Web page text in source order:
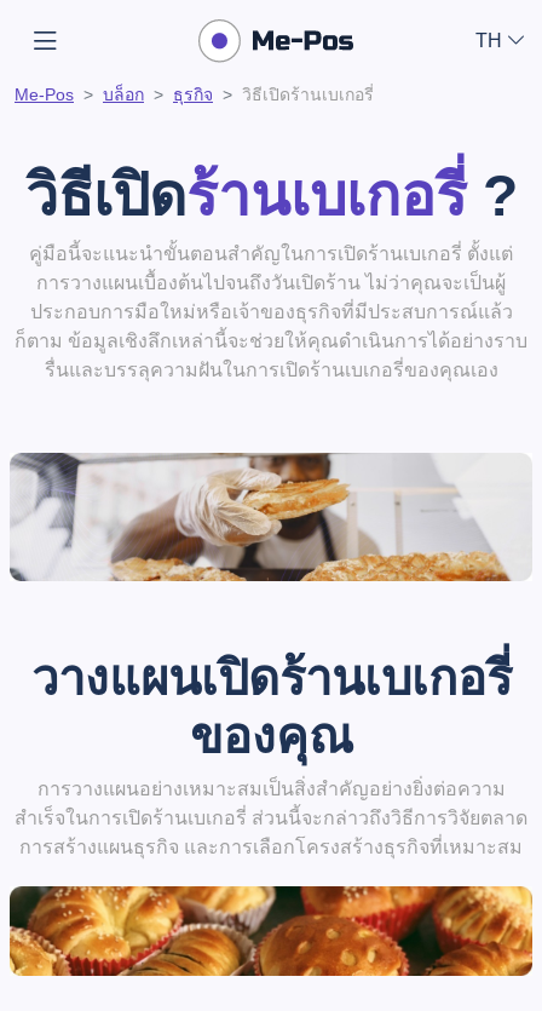
TH
Me-Pos บล็อก ธุรกิจ วิธีเปิดร้านเบเกอรี่
วิธีเปิดร้านเบเกอรี่?
คู่มือนี้จะแนะนำขั้นตอนสำคัญในการเปิดร้านเบเกอรี่ ตั้งแต่
การวางแผนเบื้องต้นไปจนถึงวันเปิดร้าน ไม่ว่าคุณจะเป็นผู้
ประกอบการมือใหม่หรือเจ้าของธุรกิจที่มีประสบการณ์แล้ว
ก็ตาม ข้อมูลเชิงลึกเหล่านี้จะช่วยให้คุณดำเนินการได้อย่างราบ
รื่นและบรรลุความฝันในการเปิดร้านเบเกอรี่ของคุณเอง
วางแผนเปิดร้านเบเกอรี่
ของคุณ
การวางแผนอย่างเหมาะสมเป็นสิ่งสำคัญอย่างยิ่งต่อความ
สำเร็จในการเปิดร้านเบเกอรี่ ส่วนนี้จะกล่าวถึงวิธีการวิจัยตลาด
การสร้างแผนธุรกิจ และการเลือกโครงสร้างธุรกิจที่เหมาะสม